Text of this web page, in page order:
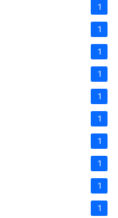
1
1
1
1
1
1
1
1
1
1